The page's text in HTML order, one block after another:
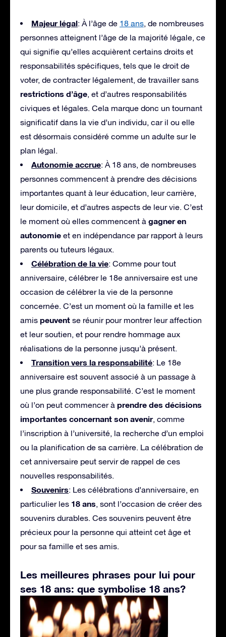
Majeur légal: À l’âge de 18 ans, de nombreuses
personnes atteignent l’âge de la majorité légale, ce
qui signifie qu’elles acquièrent certains droits et
responsabilités spécifiques, tels que le droit de
voter, de contracter légalement, de travailler sans
restrictions d’âge, et d’autres responsabilités
civiques et légales. Cela marque donc un tournant
significatif dans la vie d’un individu, car il ou elle
est désormais considéré comme un adulte sur le
plan légal.
Autonomie accrue: À 18 ans, de nombreuses
personnes commencent à prendre des décisions
importantes quant à leur éducation, leur carrière,
leur domicile, et d’autres aspects de leur vie. C’est
le moment où elles commencent à gagner en
autonomie et en indépendance par rapport à leurs
parents ou tuteurs légaux.
Célébration de la vie: Comme pour tout
anniversaire, célébrer le 18e anniversaire est une
occasion de célébrer la vie de la personne
concernée. C’est un moment où la famille et les
amis peuvent se réunir pour montrer leur affection
et leur soutien, et pour rendre hommage aux
réalisations de la personne jusqu’à présent.
Transition vers la responsabilité: Le 18e
anniversaire est souvent associé à un passage à
une plus grande responsabilité. C’est le moment
où l’on peut commencer à prendre des décisions
importantes concernant son avenir, comme
l’inscription à l’université, la recherche d’un emploi
ou la planification de sa carrière. La célébration de
cet anniversaire peut servir de rappel de ces
nouvelles responsabilités.
Souvenirs: Les célébrations d’anniversaire, en
particulier les 18 ans, sont l’occasion de créer des
souvenirs durables. Ces souvenirs peuvent être
précieux pour la personne qui atteint cet âge et
pour sa famille et ses amis.
Les meilleures phrases pour lui pour
ses 18 ans: que symbolise 18 ans?